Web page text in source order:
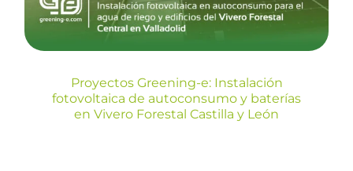
Blog
Proyectos Greening-e: Instalación
fotovoltaica de autoconsumo y baterías
en Vivero Forestal Castilla y León